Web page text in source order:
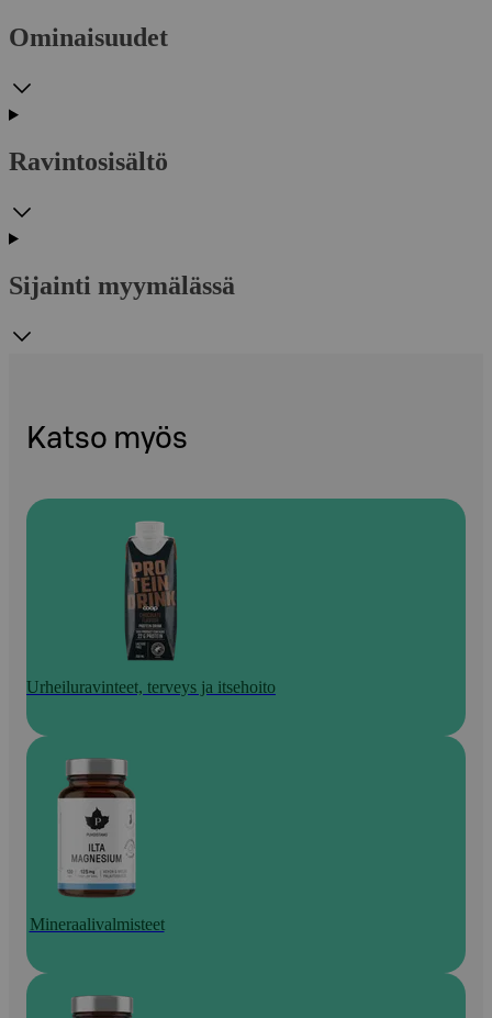
Ominaisuudet
Ravintosisältö
Sijainti myymälässä
Katso myös
Urheiluravinteet, terveys ja itsehoito
Mineraalivalmisteet